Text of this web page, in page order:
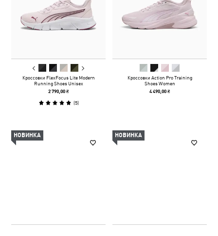
Кроссовки FlexFocus Lite Modern
Running Shoes Unisex
2 790,00 ₴
(5)
Кроссовки Action Pro Training
Shoes Women
4 490,00 ₴
НОВИНКА НОВИНКА